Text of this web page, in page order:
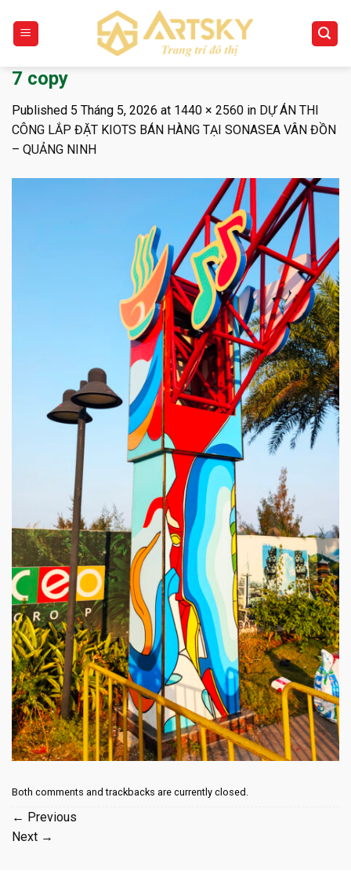
content
7 copy
Published 5 Tháng 5, 2026 at 1440 × 2560 in DỰ ÁN THI
CÔNG LẮP ĐẶT KIOTS BÁN HÀNG TẠI SONASEA VÂN ĐỒN
– QUẢNG NINH
Both comments and trackbacks are currently closed.
← Previous
Next →